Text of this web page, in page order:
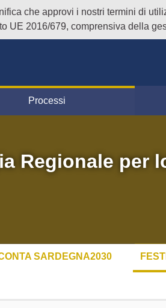
che approvi i nostri termini di
UE 2016/679, comprensiva della
Processi
Regionale per
SARDEGNA2030